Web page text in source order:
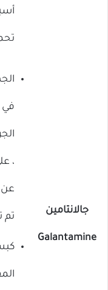
جالانتامين
Galantamine
في
،
عن
تم